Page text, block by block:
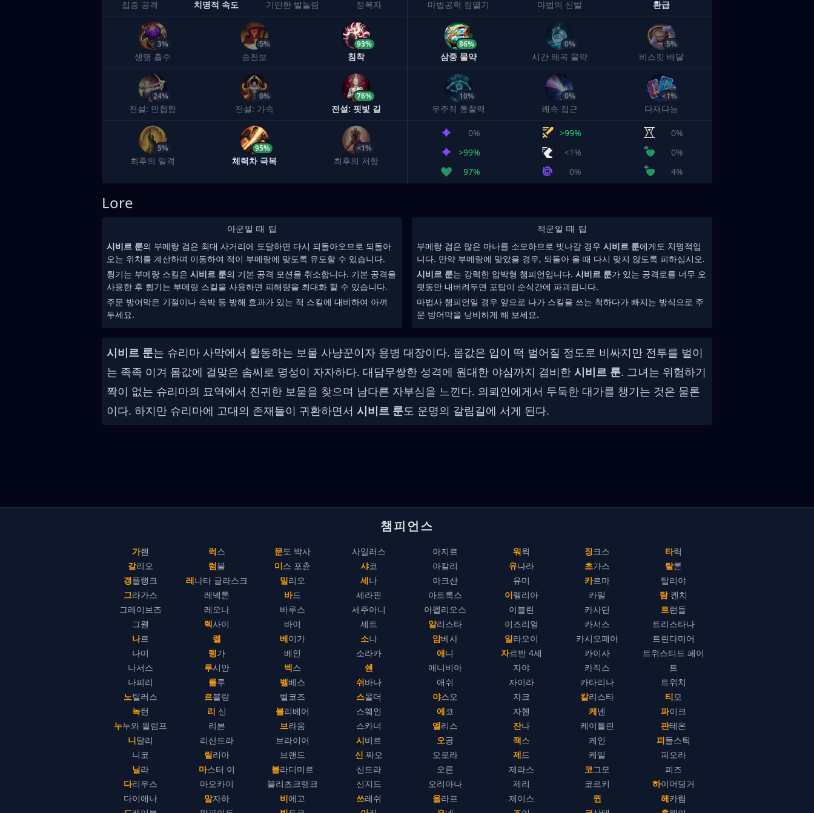
집중 공격 치명적 속도 기민한 발놀림 정복자
3%
생명 흡수
5%
승전보
93%
침착
24%
전설: 민첩함
0%
전설: 가속
76%
전설: 핏빛 길
5%
최후의 일격
95%
체력차 극복
<1%
최후의 저항
마법공학 점멸기 마법의 신발 환급
86%
삼중 물약
0%
시간 왜곡 물약
5%
비스킷 배달
10%
우주적 통찰력
0%
쾌속 접근
<1%
다재다능
0% >99%
0%
>99%
<1%
0%
97%
0% 4%
Lore
아군일 때 팁
시비르 룬의 부메랑 검은 최대 사거리에 도달하면 다시 되돌아오므로 되돌아
오는 위치를 계산하며 이동하여 적이 부메랑에 맞도록 유도할 수 있습니다.
튕기는 부메랑 스킬은 시비르 룬의 기본 공격 모션을 취소합니다. 기본 공격을
사용한 후 튕기는 부메랑 스킬을 사용하면 피해량을 최대화 할 수 있습니다.
주문 방어막은 기절이나 속박 등 방해 효과가 있는 적 스킬에 대비하여 아껴
두세요.
적군일 때 팁
부메랑 검은 많은 마나를 소모하므로 빗나갈 경우 시비르 룬에게도 치명적입
니다. 만약 부메랑에 맞았을 경우, 되돌아 올 때 다시 맞지 않도록 피하십시오.
시비르 룬는 강력한 압박형 챔피언입니다. 시비르 룬가 있는 공격로를 너무 오
랫동안 내버려두면 포탑이 순식간에 파괴됩니다.
마법사 챔피언일 경우 앞으로 나가 스킬을 쓰는 척하다가 빠지는 방식으로 주
문 방어막을 낭비하게 해 보세요.
시비르 룬는 슈리마 사막에서 활동하는 보물 사냥꾼이자 용병 대장이다. 몸값은 입이 떡 벌어질 정도로 비싸지만 전투를 벌이
는 족족 이겨 몸값에 걸맞은 솜씨로 명성이 자자하다. 대담무쌍한 성격에 원대한 야심까지 겸비한 시비르 룬. 그녀는 위험하기
짝이 없는 슈리마의 묘역에서 진귀한 보물을 찾으며 남다른 자부심을 느낀다. 의뢰인에게서 두둑한 대가를 챙기는 것은 물론
이다. 하지만 슈리마에 고대의 존재들이 귀환하면서 시비르 룬도 운명의 갈림길에 서게 된다.
챔피언스
가렌
갈리오
갱플랭크
그라가스
그레이브즈
그웬
나르
나미
나서스
나피리
노틸러스
녹턴
누누와 윌럼프
니달리
니코
닐라
다리우스
다이애나
럭스
럼블
레나타 글라스크
레넥톤
레오나
렉사이
렐
렝가
루시안
룰루
르블랑
리 신
리븐
리산드라
릴리아
마스터 이
마오카이
말자하
문도 박사
미스 포츈
밀리오
바드
바루스
바이
베이가
베인
벡스
벨베스
벨코즈
볼리베어
브라움
브라이어
브랜드
블라디미르
블리츠크랭크
비에고
사일러스
샤코
세나
세라핀
세주아니
세트
소나
소라카
쉔
쉬바나
스몰더
스웨인
스카너
시비르
신 짜오
신드라
신지드
쓰레쉬
아지르
아칼리
아크샨
아트록스
아펠리오스
알리스타
암베사
애니
애니비아
애쉬
야스오
에코
엘리스
오공
오로라
오른
오리아나
올라프
워윅
유나라
유미
이렐리아
이블린
이즈리얼
일라오이
자르반 4세
자야
자이라
자크
자헨
잔나
잭스
제드
제라스
제리
제이스
징크스
초가스
카르마
카밀
카사딘
카서스
카시오페아
카이사
카직스
카타리나
칼리스타
케넨
케이틀린
케인
케일
코그모
코르키
퀸
타릭
탈론
탈리야
탐 켄치
트런들
트리스타나
트린다미어
트위스티드 페이
트
트위치
티모
파이크
판테온
피들스틱
피오라
피즈
하이머딩거
헤카림